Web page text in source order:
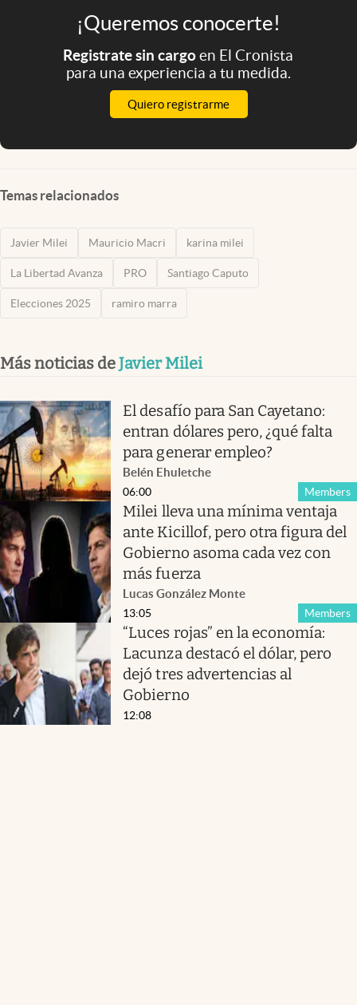
¡Queremos conocerte!
Registrate sin cargoen El Cronista
para una experiencia a tu medida.
Quiero registrarme
Temas relacionados
Javier Milei Mauricio Macri karina milei
La Libertad Avanza PRO Santiago Caputo
Elecciones 2025 ramiro marra
Más noticias deJavier Milei
El desafío para San Cayetano:
entran dólares pero, ¿qué falta
para generar empleo?
Belén Ehuletche
Members
06:00
Milei lleva una mínima ventaja
ante Kicillof, pero otra figura del
Gobierno asoma cada vez con
más fuerza
Lucas González Monte
Members
13:05
“Luces rojas” en la economía:
Lacunza destacó el dólar, pero
dejó tres advertencias al
Gobierno
12:08